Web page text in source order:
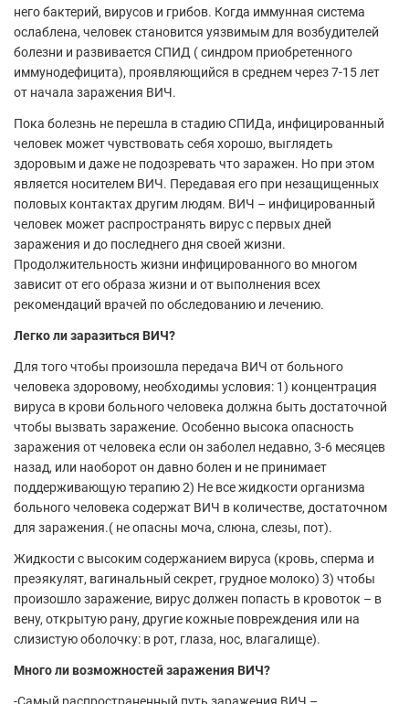
него бактерий, вирусов и грибов. Когда иммунная система
ослаблена, человек становится уязвимым для возбудителей
болезни и развивается СПИД ( синдром приобретенного
иммунодефицита), проявляющийся в среднем через 7-15 лет
от начала заражения ВИЧ.
Пока болезнь не перешла в стадию СПИДа, инфицированный
человек может чувствовать себя хорошо, выглядеть
здоровым и даже не подозревать что заражен. Но при этом
является носителем ВИЧ. Передавая его при незащищенных
половых контактах другим людям. ВИЧ – инфицированный
человек может распространять вирус с первых дней
заражения и до последнего дня своей жизни.
Продолжительность жизни инфицированного во многом
зависит от его образа жизни и от выполнения всех
рекомендаций врачей по обследованию и лечению.
Легко ли заразиться ВИЧ?
Для того чтобы произошла передача ВИЧ от больного
человека здоровому, необходимы условия: 1) концентрация
вируса в крови больного человека должна быть достаточной
чтобы вызвать заражение. Особенно высока опасность
заражения от человека если он заболел недавно, 3-6 месяцев
назад, или наоборот он давно болен и не принимает
поддерживающую терапию 2) Не все жидкости организма
больного человека содержат ВИЧ в количестве, достаточном
для заражения.( не опасны моча, слюна, слезы, пот).
Жидкости с высоким содержанием вируса (кровь, сперма и
преэякулят, вагинальный секрет, грудное молоко) 3) чтобы
произошло заражение, вирус должен попасть в кровоток – в
вену, открытую рану, другие кожные повреждения или на
слизистую оболочку: в рот, глаза, нос, влагалище).
Много ли возможностей заражения ВИЧ?